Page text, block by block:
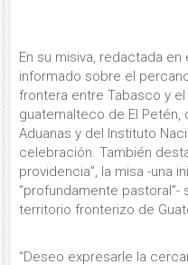
En su misiva, redactada
informado sobre el
frontera entre Tabasco y
guatemalteco de El
Aduanas y del Instituto
celebración. También
providencia”, la misa -una
“profundamente
territorio fronterizo de
“Deseo expresarle la